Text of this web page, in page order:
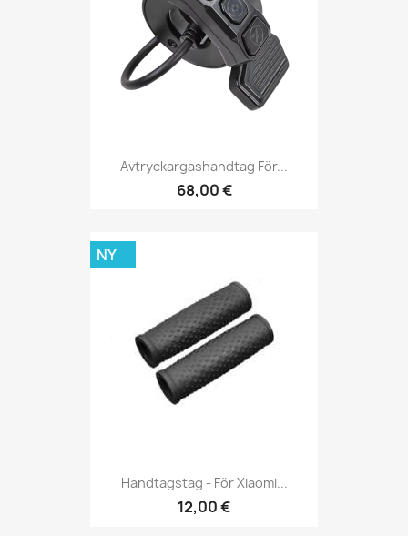
Avtryckargashandtag För...
68,00 €
Handtagstag - För Xiaomi...
12,00 €
NY